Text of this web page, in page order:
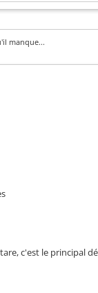
manque...
c'est le principal